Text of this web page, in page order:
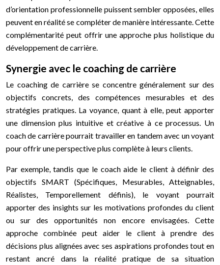
d’orientation professionnelle puissent sembler opposées, elles
peuvent en réalité se compléter de manière intéressante. Cette
complémentarité peut offrir une approche plus holistique du
développement de carrière.
Synergie avec le coaching de carrière
Le coaching de carrière se concentre généralement sur des
objectifs concrets, des compétences mesurables et des
stratégies pratiques. La voyance, quant à elle, peut apporter
une dimension plus intuitive et créative à ce processus. Un
coach de carrière pourrait travailler en tandem avec un voyant
pour offrir une perspective plus complète à leurs clients.
Par exemple, tandis que le coach aide le client à définir des
objectifs SMART (Spécifiques, Mesurables, Atteignables,
Réalistes, Temporellement définis), le voyant pourrait
apporter des insights sur les motivations profondes du client
ou sur des opportunités non encore envisagées. Cette
approche combinée peut aider le client à prendre des
décisions plus alignées avec ses aspirations profondes tout en
restant ancré dans la réalité pratique de sa situation